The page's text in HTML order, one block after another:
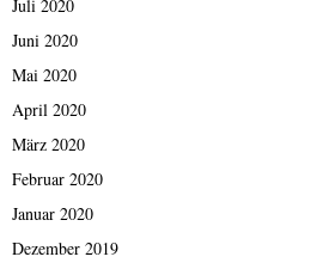
Juli 2020
Juni 2020
Mai 2020
April 2020
März 2020
Februar 2020
Januar 2020
Dezember 2019